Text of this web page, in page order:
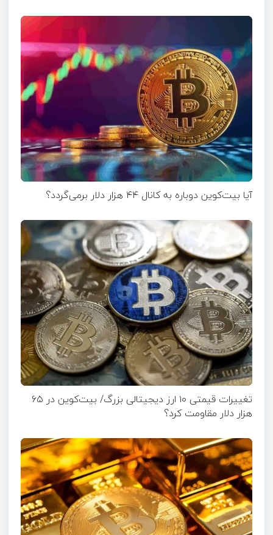
آیا بیت‌کوین دوباره به کانال ۴۴ هزار دلار برمی‌گردد؟
تغییرات قیمتی ۱۰ ارز دیجیتالی بزرگ/ بیت‌کوین در ۶۵
هزار دلار مقاومت کرد؟